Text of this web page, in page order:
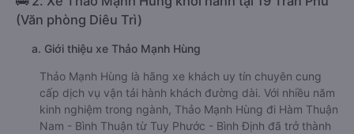
(Văn phòng Diêu Trì)
a. Giới thiệu xe Thảo Mạnh Hùng
Thảo Mạnh Hùng là hãng xe khách uy tín chuyên cung
cấp dịch vụ vận tải hành khách đường dài. Với nhiều năm
kinh nghiệm trong ngành, Thảo Mạnh Hùng đi Hàm Thuận
Nam - Bình Thuận từ Tuy Phước - Bình Định đã trở thành